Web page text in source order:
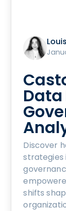
Discover
strategies
shifts